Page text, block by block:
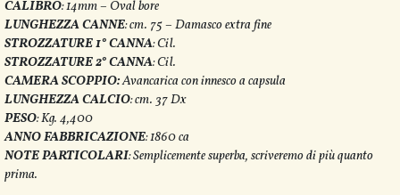
CALIBRO: 14mm – Oval bore
LUNGHEZZA CANNE: cm. 75 – Damasco extra fine
STROZZATURE 1° CANNA: Cil.
STROZZATURE 2° CANNA: Cil.
CAMERA SCOPPIO:Avancarica con innesco a capsula
LUNGHEZZA CALCIO: cm. 37 Dx
PESO: Kg. 4,400
ANNO FABBRICAZIONE: 1860 ca
NOTE PARTICOLARI: Semplicemente superba, scriveremo di più quanto
prima.